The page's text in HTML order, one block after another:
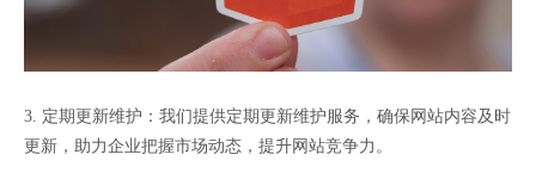
3. 定期更新维护：我们提供定期更新维护服务，确保网站内容及时
更新，助力企业把握市场动态，提升网站竞争力。